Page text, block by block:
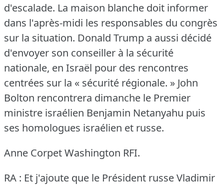
d'escalade. La maison blanche doit informer
dans l'après-midi les responsables du congrès
sur la situation. Donald Trump a aussi décidé
d'envoyer son conseiller à la sécurité
nationale, en Israël pour des rencontres
centrées sur la « sécurité régionale. » John
Bolton rencontrera dimanche le Premier
ministre israélien Benjamin Netanyahu puis
ses homologues israélien et russe.
Anne Corpet Washington RFI.
RA : Et j'ajoute que le Président russe Vladimir